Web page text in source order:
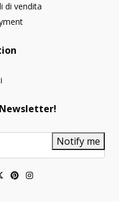
di vendita
Notify me